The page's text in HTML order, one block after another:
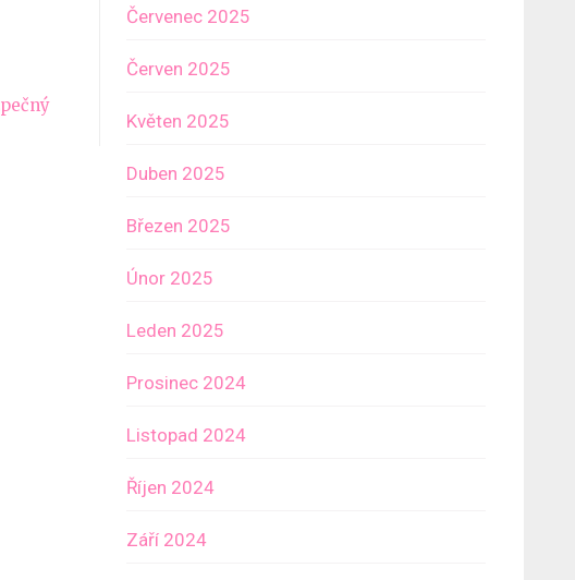
Červenec 2025
Červen 2025
Květen 2025
Duben 2025
Březen 2025
Únor 2025
Leden 2025
Prosinec 2024
Listopad 2024
Říjen 2024
Září 2024